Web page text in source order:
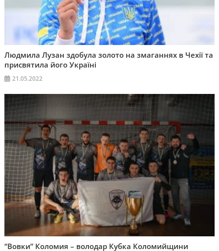
Людмила Лузан здобула золото на змаганнях в Чехії та
присвятила його Україні
21.05.2022
“Вовки” Коломия – володар Кубка Коломийщини